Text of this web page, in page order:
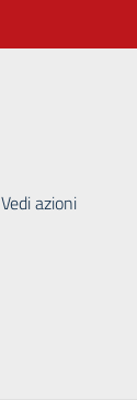
Vedi azioni